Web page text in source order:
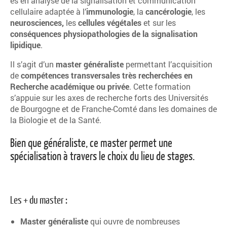
cellulaire adaptée à l’immunologie, la cancérologie, les
neurosciences, lescellules végétaleset sur les
conséquences physiopathologies de la signalisation
lipidique.
Il s’agit d’un master généraliste permettant l’acquisition
decompétences transversales très recherchées en
Recherche académique ou privée. Cette formation
s’appuie sur les axes de recherche forts des Universités
de Bourgogne et de Franche-Comté dans les domaines de
la Biologie et de la Santé.
Bien que généraliste, ce master permet une
spécialisation à travers le choix du lieu de stages.
Les + du master :
Master généralistequi ouvre de nombreuses